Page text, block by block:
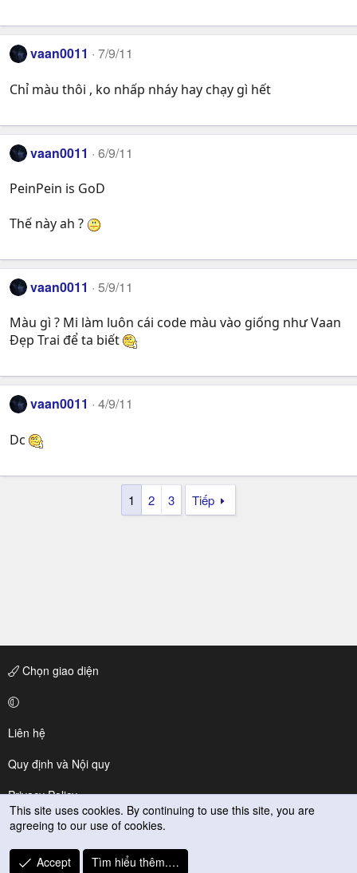
vaan0011 7/9/11
Chỉ màu thôi , ko nhấp nháy hay chạy gì hết
vaan0011 6/9/11
PeinPein is GoD
Thế này ah ?
vaan0011 5/9/11
Màu gì ? Mi làm luôn cái code màu vào giống như Vaan
Đẹp Trai để ta biết
vaan0011 4/9/11
Dc
1 2 3 Tiếp
Chọn giao diện
Liên hệ
Quy định và Nội quy
Privacy Policy
Trợ giúp
R
This site uses cookies. By continuing to use this site, you are
agreeing to our use of cookies.
Accept Tìm hiểu thêm.…